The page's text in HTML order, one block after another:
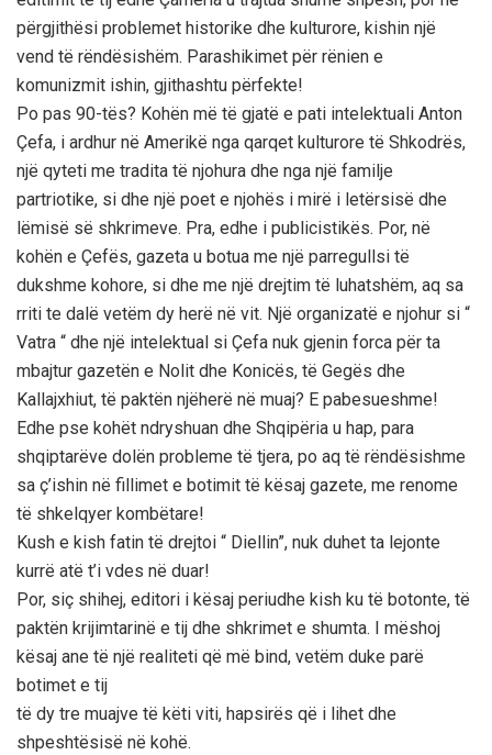
përgjithësi problemet historike dhe kulturore, kishin një
vend të rëndësishëm. Parashikimet për rënien e
komunizmit ishin, gjithashtu përfekte!
Po pas 90-tës? Kohën më të gjatë e pati intelektuali Anton
Çefa, i ardhur në Amerikë nga qarqet kulturore të Shkodrës,
një qyteti me tradita të njohura dhe nga një familje
partriotike, si dhe një poet e njohës i mirë i letërsisë dhe
lëmisë së shkrimeve. Pra, edhe i publicistikës. Por, në
kohën e Çefës, gazeta u botua me një parregullsi të
dukshme kohore, si dhe me një drejtim të luhatshëm, aq sa
rriti te dalë vetëm dy herë në vit. Një organizatë e njohur si “
Vatra “ dhe një intelektual si Çefa nuk gjenin forca për ta
mbajtur gazetën e Nolit dhe Konicës, të Gegës dhe
Kallajxhiut, të paktën njëherë në muaj? E pabesueshme!
Edhe pse kohët ndryshuan dhe Shqipëria u hap, para
shqiptarëve dolën probleme të tjera, po aq të rëndësishme
sa ç’ishin në fillimet e botimit të kësaj gazete, me renome
të shkelqyer kombëtare!
Kush e kish fatin të drejtoi “ Diellin”, nuk duhet ta lejonte
kurrë atë t’i vdes në duar!
Por, siç shihej, editori i kësaj periudhe kish ku të botonte, të
paktën krijimtarinë e tij dhe shkrimet e shumta. I mëshoj
kësaj ane të një realiteti që më bind, vetëm duke parë
botimet e tij
të dy tre muajve të këti viti, hapsirës që i lihet dhe
shpeshtësisë në kohë.